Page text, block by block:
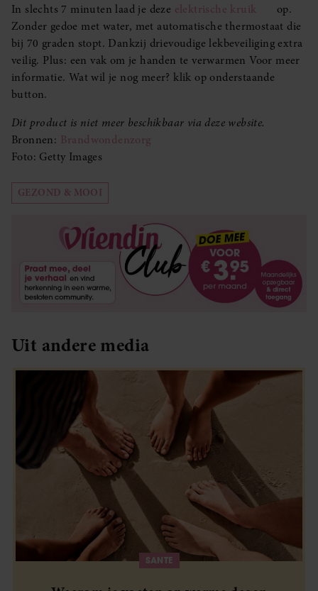
In slechts 7 minuten laad je deze elektrische kruik
op.
Zonder gedoe met water, met automatische thermostaat die
bij 70 graden stopt. Dankzij drievoudige lekbeveiliging extra
veilig. Plus: een vak om je handen te verwarmen Voor meer
informatie. Wat wil je nog meer? klik op onderstaande
button.
Dit product is niet meer beschikbaar via deze website.
Bronnen: Brandwondenzorg
Foto: Getty Images
GEZOND & MOOI
Uit andere media
SANTE